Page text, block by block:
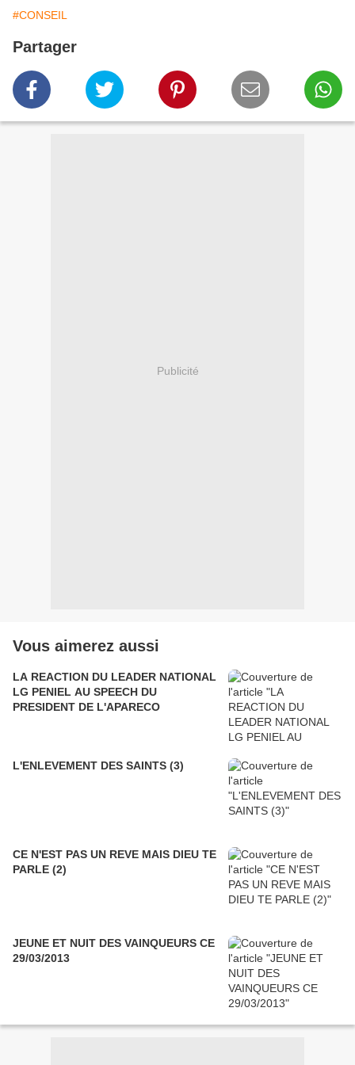
#CONSEIL
Partager
Publicité
Vous aimerez aussi
LA REACTION DU LEADER NATIONAL
LG PENIEL AU SPEECH DU
PRESIDENT DE L'APARECO
L'ENLEVEMENT DES SAINTS (3)
CE N'EST PAS UN REVE MAIS DIEU TE
PARLE (2)
JEUNE ET NUIT DES VAINQUEURS CE
29/03/2013